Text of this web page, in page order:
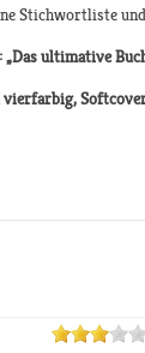
Stichwortliste
„Das ultimative
vierfarbig,